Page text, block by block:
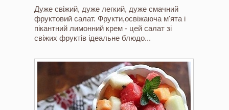
Дуже свіжий, дуже легкий, дуже смачний
фруктовий салат. Фрукти,освіжаюча м'ята і
пікантний лимонний крем - цей салат зі
свіжих фруктів ідеальне блюдо...